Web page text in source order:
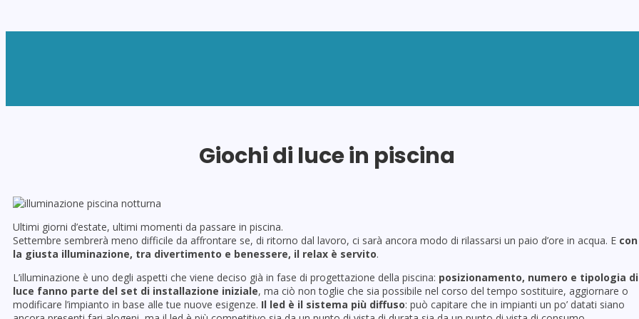
Giochi di luce in piscina
Ultimi giorni d’estate, ultimi momenti da passare in piscina.
Settembre sembrerà meno difficile da affrontare se, di ritorno dal lavoro, ci sarà ancora modo di rilassarsi un paio d’ore in acqua. E con
la giusta illuminazione, tra divertimento e benessere, il relax è servito.
L’illuminazione è uno degli aspetti che viene deciso già in fase di progettazione della piscina: posizionamento, numero e tipologia di
luce fanno parte del set di installazione iniziale, ma ciò non toglie che sia possibile nel corso del tempo sostituire, aggiornare o
modificare l’impianto in base alle tue nuove esigenze. Il led è il sistema più diffuso: può capitare che in impianti un po’ datati siano